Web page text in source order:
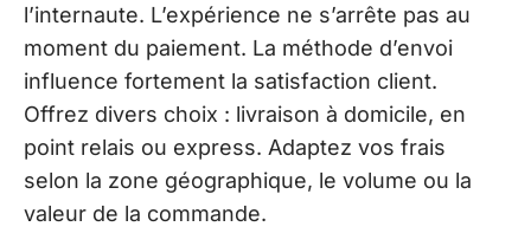
l’internaute. L’expérience ne s’arrête pas au
moment du paiement. La méthode d’envoi
influence fortement la satisfaction client.
Offrez divers choix : livraison à domicile, en
point relais ou express. Adaptez vos frais
selon la zone géographique, le volume ou la
valeur de la commande.